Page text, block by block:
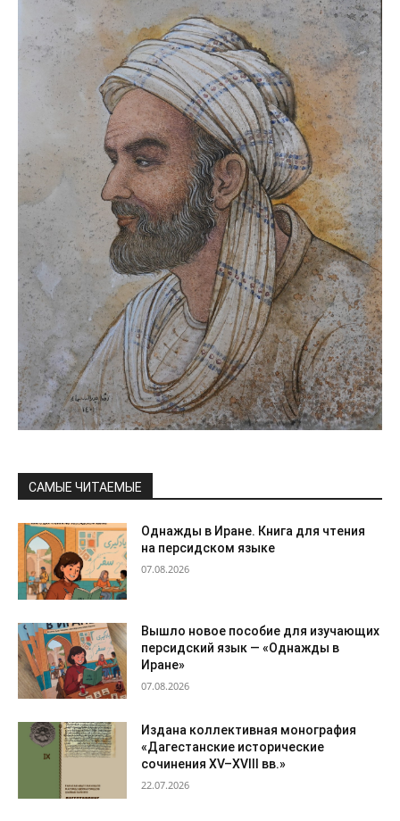
САМЫЕ ЧИТАЕМЫЕ
Однажды в Иране. Книга для чтения
на персидском языке
07.08.2026
Вышло новое пособие для изучающих
персидский язык — «Однажды в
Иране»
07.08.2026
Издана коллективная монография
«Дагестанские исторические
сочинения XV–XVIII вв.»
22.07.2026